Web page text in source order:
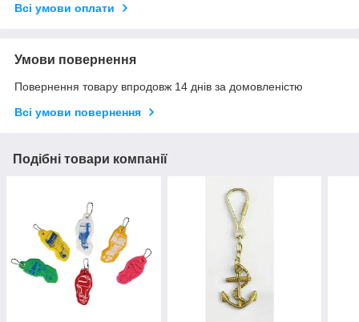
Всі умови оплати
Умови повернення
Повернення товару впродовж 14 днів за домовленістю
Всі умови повернення
Подібні товари компанії